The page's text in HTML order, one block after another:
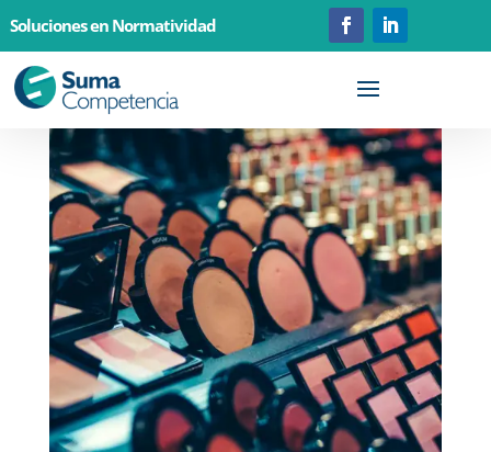
Soluciones en Normatividad